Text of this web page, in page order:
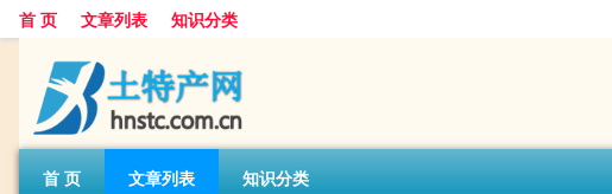
首 页 文章列表 知识分类
首 页 文章列表 知识分类